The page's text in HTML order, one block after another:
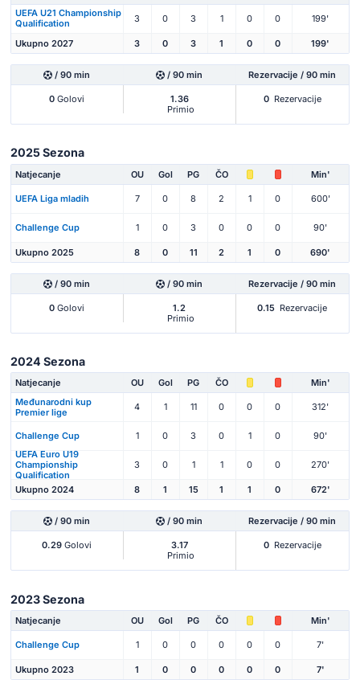
UEFA U21 Championship
Qualification
3 0 3 1 0 0 199'
Ukupno 2027 3 0 3 1 0 0 199'
/ 90 min / 90 min Rezervacije / 90 min
0 Golovi
1.36
Primio
0 Rezervacije
2025 Sezona
Natjecanje OU Gol PG ČO Min'
UEFA Liga mladih 7 0 8 2 1 0 600'
Challenge Cup 1 0 3 0 0 0 90'
Ukupno 2025 8 0 11 2 1 0 690'
/ 90 min / 90 min Rezervacije / 90 min
0 Golovi
1.2
Primio
0.15 Rezervacije
2024 Sezona
Natjecanje OU Gol PG ČO
Min'
Međunarodni kup
Premier lige
4 1 11 0 0 0 312'
Challenge Cup 1 0 3 0 1 0
90'
UEFA Euro U19
Championship
Qualification
3 0 1 1 0 0 270'
Ukupno 2024 8 1 15 1 1 0 672'
/ 90 min / 90 min Rezervacije / 90 min
0.29 Golovi
3.17
Primio
0 Rezervacije
2023 Sezona
Natjecanje OU Gol PG ČO Min'
Challenge Cup 1 0 0 0 0 0 7'
Ukupno 2023 1 0 0 0 0 0 7'